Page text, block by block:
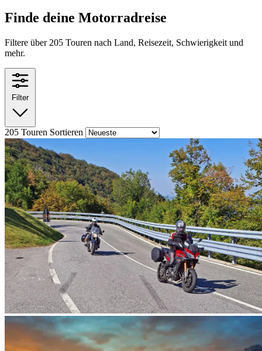
Finde deine Motorradreise
Filtere über 205 Touren nach Land, Reisezeit, Schwierigkeit und
mehr.
Filter
205 Touren Sortieren